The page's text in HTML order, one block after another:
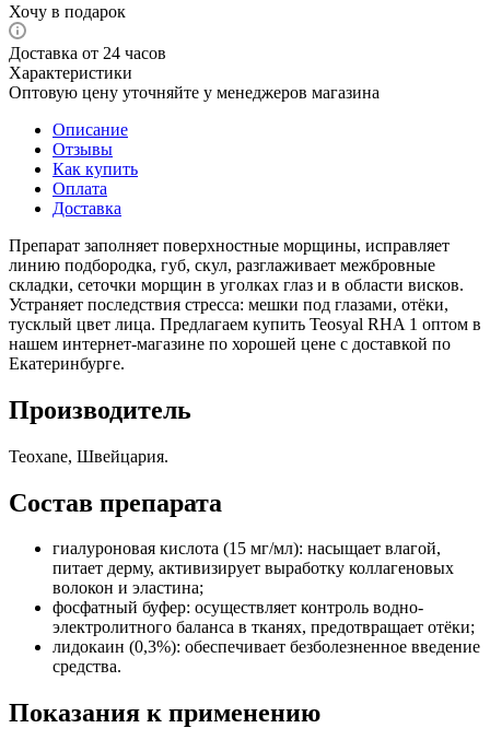
Хочу в подарок
Доставка от 24 часов
Характеристики
Оптовую цену уточняйте у менеджеров магазина
Описание
Отзывы
Как купить
Оплата
Доставка
Препарат заполняет поверхностные морщины, исправляет
линию подбородка, губ, скул, разглаживает межбровные
складки, сеточки морщин в уголках глаз и в области висков.
Устраняет последствия стресса: мешки под глазами, отёки,
тусклый цвет лица. Предлагаем купить Teosyal RHA 1 оптом в
нашем интернет-магазине по хорошей цене с доставкой по
Екатеринбурге.
Производитель
Teoxane, Швейцария.
Состав препарата
гиалуроновая кислота (15 мг/мл): насыщает влагой,
питает дерму, активизирует выработку коллагеновых
волокон и эластина;
фосфатный буфер: осуществляет контроль водно-
электролитного баланса в тканях, предотвращает отёки;
лидокаин (0,3%): обеспечивает безболезненное введение
средства.
Показания к применению